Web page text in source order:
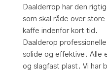
Daalderrop har den
som skal råde over
kaffe indenfor kort tid.
Daalderop
solide og effektive. Alle
og slagfast plast. Vi har